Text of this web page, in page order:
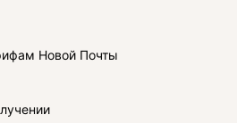
Новой Почты